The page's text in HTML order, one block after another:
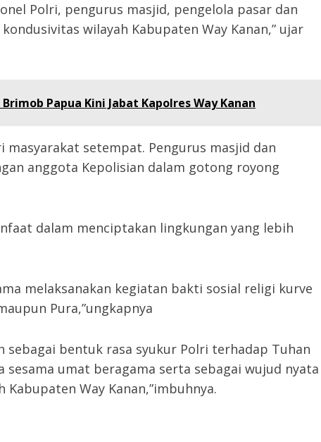
Polri, pengurus masjid, pengelola pasar dan
wilayah Kabupaten Way Kanan,” ujar
Papua Kini Jabat Kapolres Way Kanan
setempat. Pengurus masjid dan
anggota Kepolisian dalam gotong royong
dalam menciptakan lingkungan yang lebih
melaksanakan kegiatan bakti sosial religi kurve
Pura,”ungkapnya
sebagai bentuk rasa syukur Polri terhadap Tuhan
sesama umat beragama serta sebagai wujud nyata
Way Kanan,”imbuhnya.